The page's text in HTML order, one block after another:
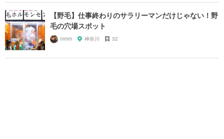
【野毛】仕事終わりのサラリーマンだけじゃない！野
毛の穴場スポット
mmm 神奈川 32